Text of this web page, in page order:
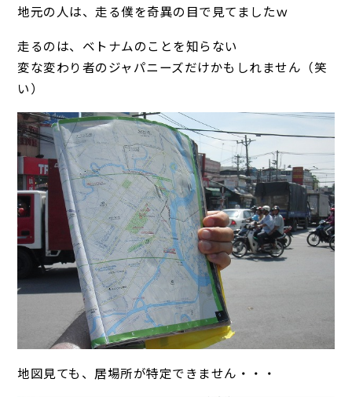
地元の人は、走る僕を奇異の目で見てましたｗ
走るのは、ベトナムのことを知らない
変な変わり者のジャパニーズだけかもしれません（笑
い）
地図見ても、居場所が特定できません・・・